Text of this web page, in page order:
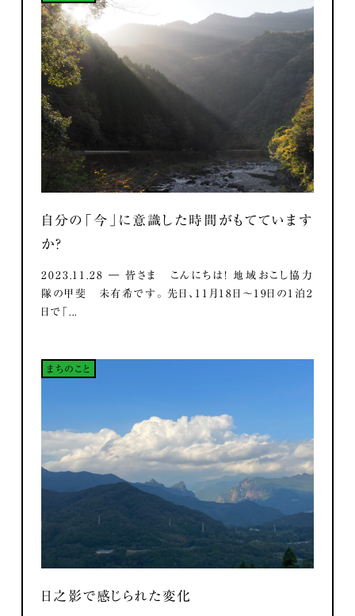
自分の「今」に意識した時間がもてています
か？
2023.11.28 ― 皆さま こんにちは！ 地域おこし協力
隊の甲斐 未有希です。 先日、11月18日～19日の1泊2
日で「...
まちのこと
日之影で感じられた変化